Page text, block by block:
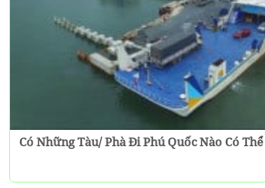
Có Những Tàu/ Phà Đi Phú Quốc Nào Có